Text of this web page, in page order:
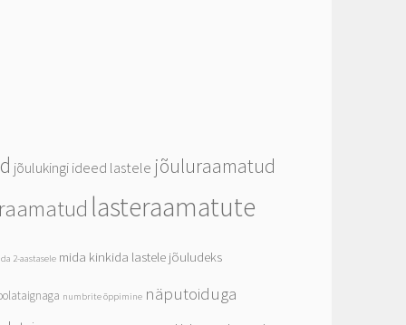
jõulukingi ideed lastele jõuluraamatud
lasteraamatute
2-aastasele mida kinkida lastele jõuludeks
numbrite õppimine näputoiduga